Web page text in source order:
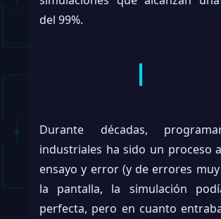
del 99%.
Durante décadas,
industriales ha sido un proceso
ensayo y error (y de errores muy
la pantalla, la simulación
perfecta, pero en cuanto